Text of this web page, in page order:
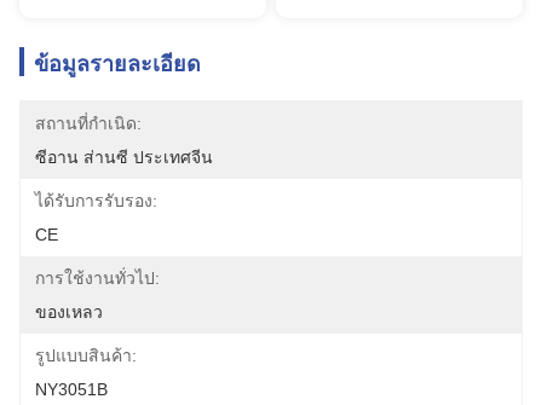
ข้อมูลรายละเอียด
สถานที่กำเนิด:
ซีอาน ส่านซี ประเทศจีน
ได้รับการรับรอง:
CE
การใช้งานทั่วไป:
ของเหลว
รูปแบบสินค้า:
NY3051B